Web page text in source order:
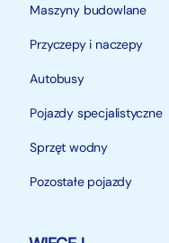
Maszyny budowlane
Przyczepy i naczepy
Autobusy
Pojazdy specjalistyczne
Sprzęt wodny
Pozostałe pojazdy